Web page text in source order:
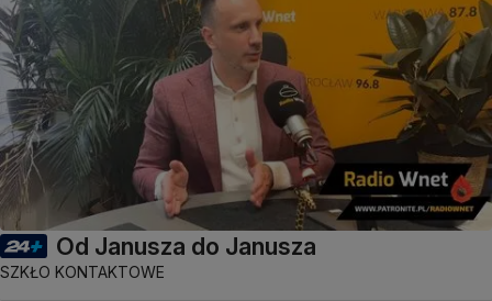
Od Janusza do Janusza
SZKŁO KONTAKTOWE